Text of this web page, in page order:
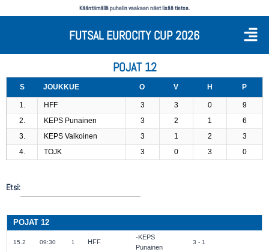
Kääntämällä puhelin vaakaan näet lisää tietoa.
FUTSAL EUROCITY CUP 2026
POJAT 12
S JOUKKUE O V H P
1. HFF 3 3 0
9
2.
KEPS Punainen 3 2 1
6
3.
KEPS Valkoinen 3 1 2
3
4.
TOJK 3 0 3 0
Etsi:
POJAT 12
15.2 09:30 1 HFF
KEPS
Punainen
3 - 1